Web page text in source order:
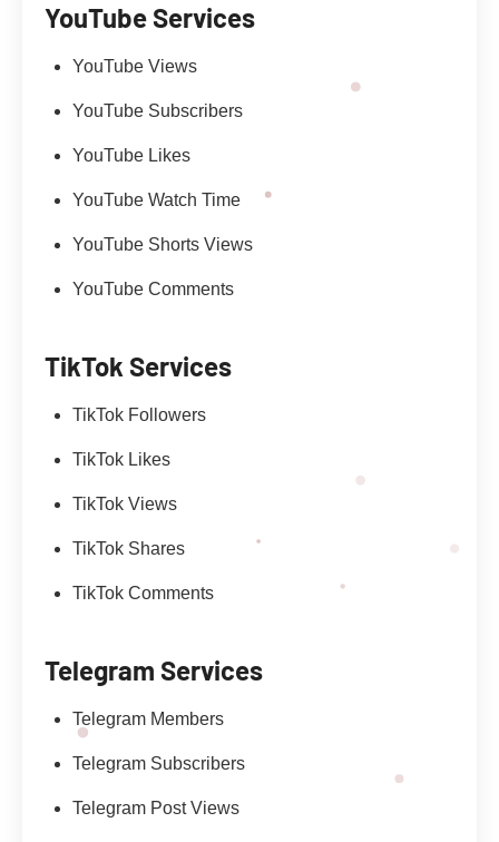
YouTube Services
YouTube Views
YouTube Subscribers
YouTube Likes
YouTube Watch Time
YouTube Shorts Views
YouTube Comments
TikTok Services
TikTok Followers
TikTok Likes
TikTok Views
TikTok Shares
TikTok Comments
Telegram Services
Telegram Members
Telegram Subscribers
Telegram Post Views